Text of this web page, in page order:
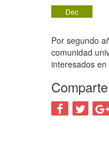
Dec
Por segundo
comunidad
interesados